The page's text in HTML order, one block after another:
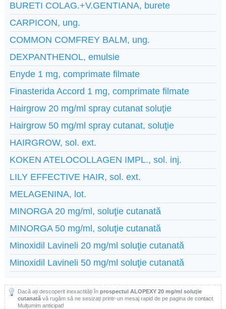
BURETI COLAG.+V.GENTIANA, burete
CARPICON, ung.
COMMON COMFREY BALM, ung.
DEXPANTHENOL, emulsie
Enyde 1 mg, comprimate filmate
Finasterida Accord 1 mg, comprimate filmate
Hairgrow 20 mg/ml spray cutanat soluţie
Hairgrow 50 mg/ml spray cutanat, soluţie
HAIRGROW, sol. ext.
KOKEN ATELOCOLLAGEN IMPL., sol. inj.
LILY EFFECTIVE HAIR, sol. ext.
MELAGENINA, lot.
MINORGA 20 mg/ml, soluţie cutanată
MINORGA 50 mg/ml, soluţie cutanată
Minoxidil Lavineli 20 mg/ml soluţie cutanată
Minoxidil Lavineli 50 mg/ml soluţie cutanată
Dacă ați descoperit inexactități în prospectul ALOPEXY 20 mg/ml soluţie
cutanatăvă rugăm să ne sesizați printr-un mesaj rapid de pe pagina de contact.
Mulțumim anticipat!